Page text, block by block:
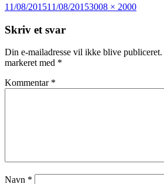
Udgivet
11/08/201511/08/2015Fuld
3008 × 2000
Skriv et svar
Din e-mailadresse vil ikke blive publiceret.
markeret med *
Kommentar *
Navn *